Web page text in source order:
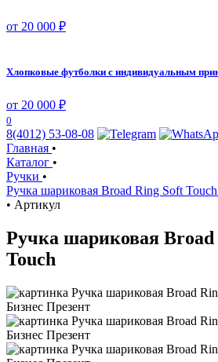
от 20 000 ₽
Хлопковые футболки с индивидуальным
от 20 000 ₽
0
8(4012) 53-08-08
Главная •
Каталог •
Ручки •
Ручка шариковая Broad Ring Soft Touch
• Артикул
Ручка шариковая Broad
Touch